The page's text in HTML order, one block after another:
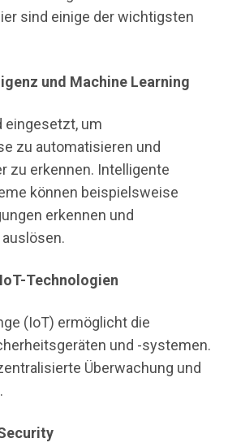
sind einige der wichtigsten
und Machine Learning
eingesetzt, um
zu automatisieren und
zu erkennen. Intelligente
können beispielsweise
erkennen und
Technologien
(IoT) ermöglicht die
und -systemen.
Überwachung und